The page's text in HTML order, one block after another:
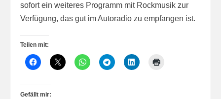
sofort ein weiteres Programm mit Rockmusik zur
Verfügung, das gut im Autoradio zu empfangen ist.
Teilen mit:
Gefällt mir: